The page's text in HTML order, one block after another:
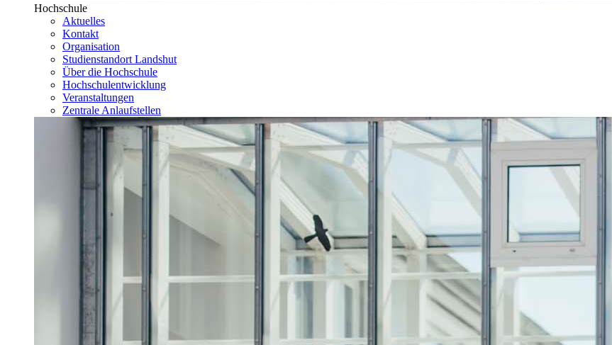
Hochschule
Aktuelles
Kontakt
Organisation
Studienstandort Landshut
Über die Hochschule
Hochschulentwicklung
Veranstaltungen
Zentrale Anlaufstellen